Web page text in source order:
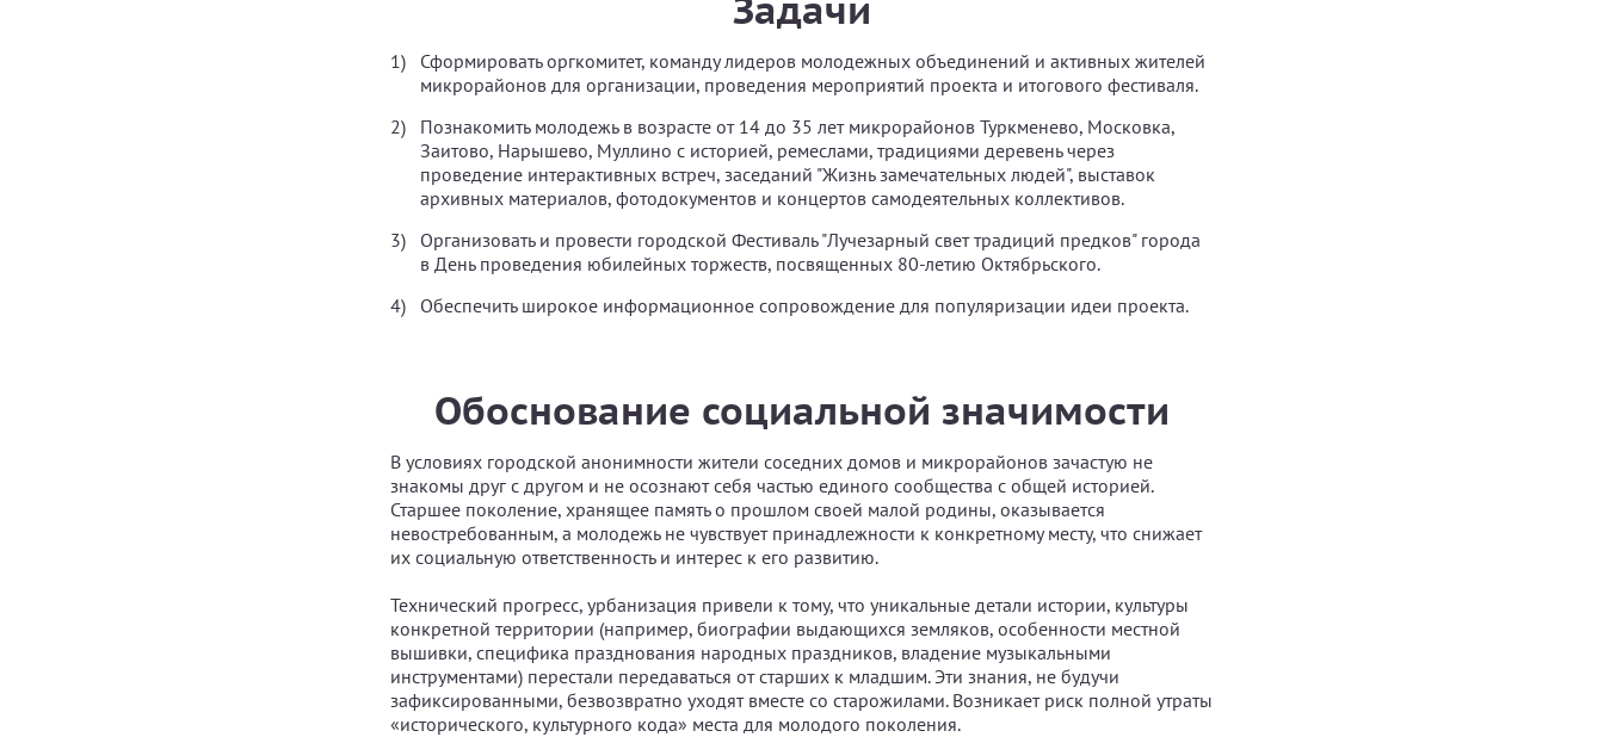
Сформировать оргкомитет, команду лидеров молодежных объединений и активных жителей
микрорайонов для организации, проведения мероприятий проекта и итогового фестиваля.
Познакомить молодежь в возрасте от 14 до 35 лет микрорайонов Туркменево, Московка,
Заитово, Нарышево, Муллино с историей, ремеслами, традициями деревень через
проведение интерактивных встреч, заседаний "Жизнь замечательных людей", выставок
архивных материалов, фотодокументов и концертов самодеятельных коллективов.
Организовать и провести городской Фестиваль "Лучезарный свет традиций предков" города
в День проведения юбилейных торжеств, посвященных 80-летию Октябрьского.
Обеспечить широкое информационное сопровождение для популяризации идеи проекта.
Обоснование социальной значимости
В условиях городской анонимности жители соседних домов и микрорайонов зачастую не
знакомы друг с другом и не осознают себя частью единого сообщества с общей историей.
Старшее поколение, хранящее память о прошлом своей малой родины, оказывается
невостребованным, а молодежь не чувствует принадлежности к конкретному месту, что снижает
их социальную ответственность и интерес к его развитию.
Технический прогресс, урбанизация привели к тому, что уникальные детали истории, культуры
конкретной территории (например, биографии выдающихся земляков, особенности местной
вышивки, специфика празднования народных праздников, владение музыкальными
инструментами) перестали передаваться от старших к младшим. Эти знания, не будучи
зафиксированными, безвозвратно уходят вместе со старожилами. Возникает риск полной утраты
«исторического, культурного кода» места для молодого поколения.